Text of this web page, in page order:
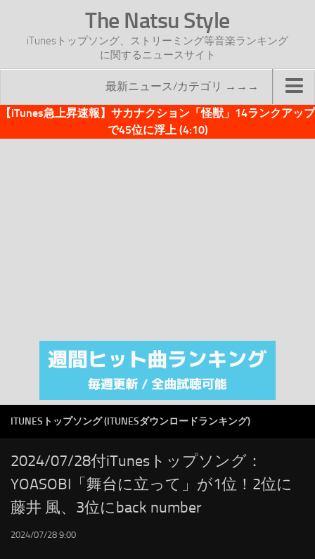
The Natsu Style
iTunesトップソング、ストリーミング等音楽ランキング
に関するニュースサイト
最新ニュース/カテゴリ →→→
TOP
注目カテゴリ
オリジナルiTunes週間トップソング
RSS
LINKS
【iTunes急上昇速報】サカナクション「怪獣」14ランクアップ
で45位に浮上 (4:10)
ITUNESトップソング (ITUNESダウンロードランキング)
2024/07/28付iTunesトップソング：
YOASOBI「舞台に立って」が1位！2位に
藤井 風、3位にback number
2024/07/28 9:00